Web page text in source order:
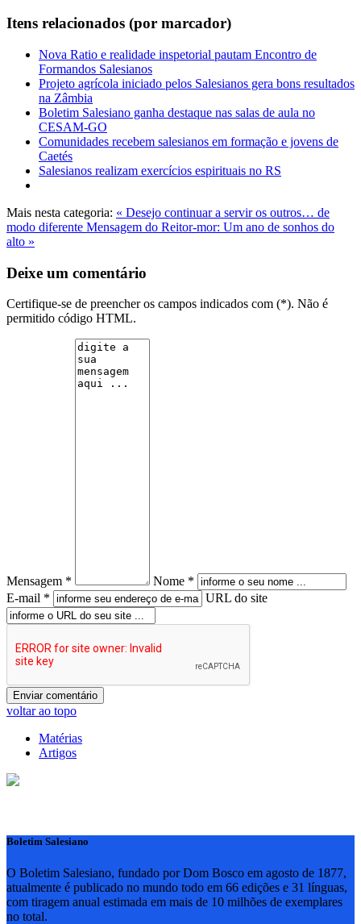
Itens relacionados (por marcador)
Nova Ratio e realidade inspetorial pautam Encontro de
Formandos Salesianos
Projeto agrícola iniciado pelos Salesianos gera bons resultados
na Zâmbia
Boletim Salesiano ganha destaque nas salas de aula no
CESAM-GO
Comunidades recebem salesianos em formação e jovens de
Caetés
Salesianos realizam exercícios espirituais no RS
Mais nesta categoria: « Desejo continuar a servir os outros… de
modo diferente Mensagem do Reitor-mor: Um ano de sonhos do
alto »
Deixe um comentário
Certifique-se de preencher os campos indicados com (*). Não é
permitido código HTML.
Mensagem *
Nome *
E-mail *
URL do site
voltar ao topo
Matérias
Artigos
Boletim Salesiano
O Boletim Salesiano, fundado por Dom Bosco em agosto de 1877,
atualmente é publicado no mundo todo em 66 edições e 31 línguas,
com tiragem anual estimada em mais de 10 milhões de exemplares
no total.